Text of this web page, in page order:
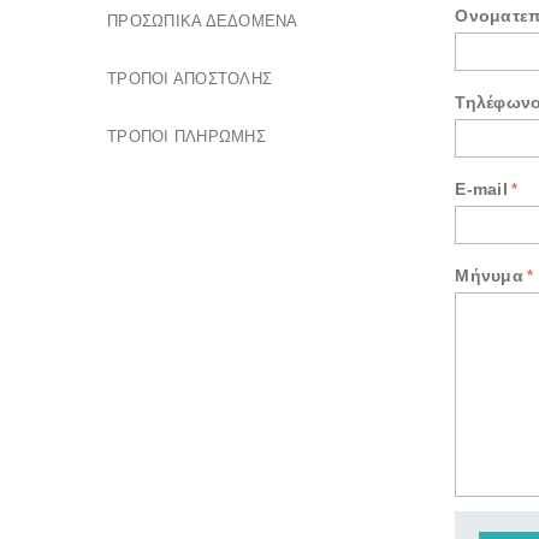
ΠΡΟΣΩΠΙΚΆ ΔΕΔΟΜΈΝΑ
ΤΡΌΠΟΙ ΑΠΟΣΤΟΛΉΣ
ΤΡΌΠΟΙ ΠΛΗΡΩΜΉΣ
Τηλέφωνο
E-mail
Μήνυμα